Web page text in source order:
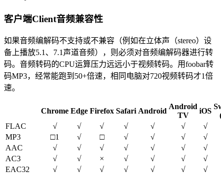
客户端Client音频兼容性
如果音频编解码不支持或不兼容（例如在立体声（stereo）设
备上播放5.1、7.1声道音频），则必须对音频编解码器进行转
码。音频转码的CPU运算压力远远小于视频转码。用foobar转
码MP3，经常能跑到50+倍速，相同电脑对720视频转码才1倍
速。
Chrome Edge Firefox Safari Android
Android
TV
iOS
FLAC
√ √ √ √ √ √
√
MP3
□1 √ □ √ √ √
√
AAC
√ √ √ √ √ √
√
AC3
√ √ × √ √ √
√
EAC32
√ √ √ √ √ √
√